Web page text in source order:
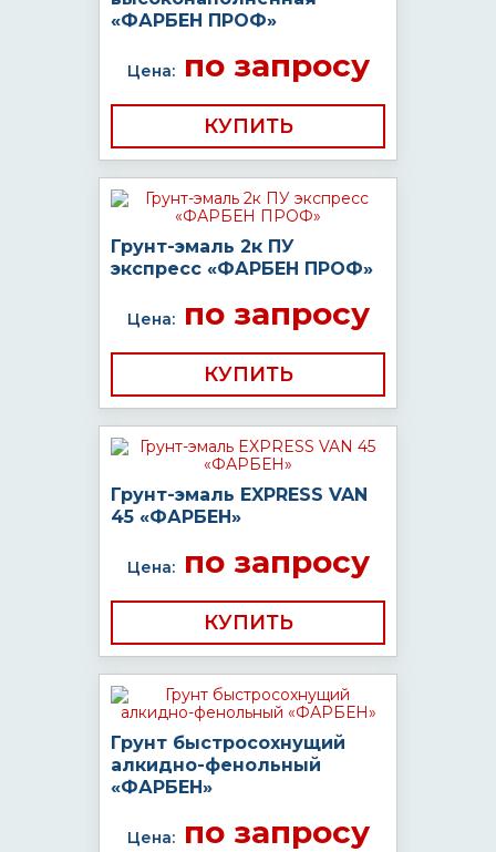
«ФАРБЕН ПРОФ»
Цена:по запросу
КУПИТЬ
Грунт-эмаль 2к ПУ
экспресс «ФАРБЕН ПРОФ»
Цена:по запросу
КУПИТЬ
Грунт-эмаль EXPRESS VAN
45 «ФАРБЕН»
Цена:по запросу
КУПИТЬ
Грунт быстросохнущий
алкидно-фенольный
«ФАРБЕН»
Цена:по запросу